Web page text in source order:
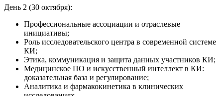
День 2 (30 октября):
Профессиональные ассоциации и отраслевые
инициативы;
Роль исследовательского центра в современной системе
КИ;
Этика, коммуникация и защита данных участников КИ;
Медицинское ПО и искусственный интеллект в КИ:
доказательная база и регулирование;
Аналитика и фармакокинетика в клинических